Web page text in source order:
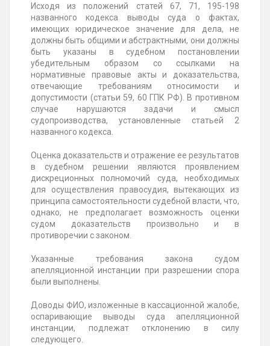
Исходя из положений статей 67, 71, 195-198
названного кодекса выводы суда о фактах,
имеющих юридическое значение для дела, не
должны быть общими и абстрактными, они должны
быть указаны в судебном постановлении
убедительным образом со ссылками на
нормативные правовые акты и доказательства,
отвечающие требованиям относимости и
допустимости (статьи 59, 60 ГПК РФ). В противном
случае нарушаются задачи и смысл
судопроизводства, установленные статьей 2
названного кодекса.
Оценка доказательств и отражение ее результатов
в судебном решении являются проявлением
дискреционных полномочий суда, необходимых
для осуществления правосудия, вытекающих из
принципа самостоятельности судебной власти, что,
однако, не предполагает возможность оценки
судом доказательств произвольно и в
противоречии с законом.
Указанные требования закона судом
апелляционной инстанции при разрешении спора
были выполнены.
Доводы ФИО, изложенные в кассационной жалобе,
оспаривающие выводы суда апелляционной
инстанции, подлежат отклонению в силу
следующего.